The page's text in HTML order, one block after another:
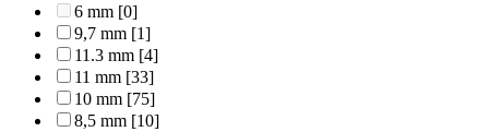
6 mm [0]
9,7 mm [1]
11.3 mm [4]
11 mm [33]
10 mm [75]
8,5 mm [10]